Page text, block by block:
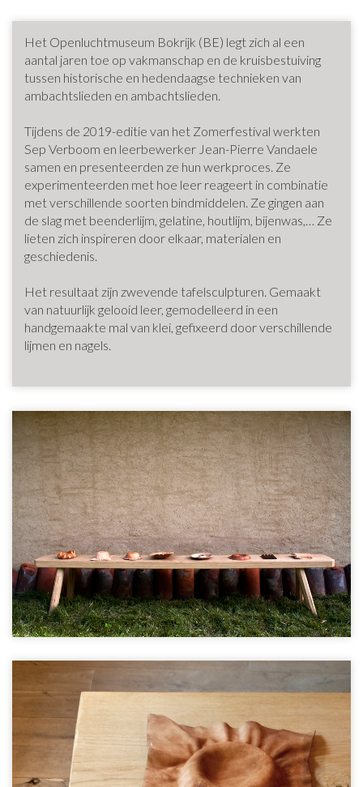
Het Openluchtmuseum Bokrijk (BE) legt zich al een
aantal jaren toe op vakmanschap en de kruisbestuiving
tussen historische en hedendaagse technieken van
ambachtslieden en ambachtslieden.
Tijdens de 2019-editie van het Zomerfestival werkten
Sep Verboom en leerbewerker Jean-Pierre Vandaele
samen en presenteerden ze hun werkproces. Ze
experimenteerden met hoe leer reageert in combinatie
met verschillende soorten bindmiddelen. Ze gingen aan
de slag met beenderlijm, gelatine, houtlijm, bijenwas,… Ze
lieten zich inspireren door elkaar, materialen en
geschiedenis.
Het resultaat zijn zwevende tafelsculpturen. Gemaakt
van natuurlijk gelooid leer, gemodelleerd in een
handgemaakte mal van klei, gefixeerd door verschillende
lijmen en nagels.